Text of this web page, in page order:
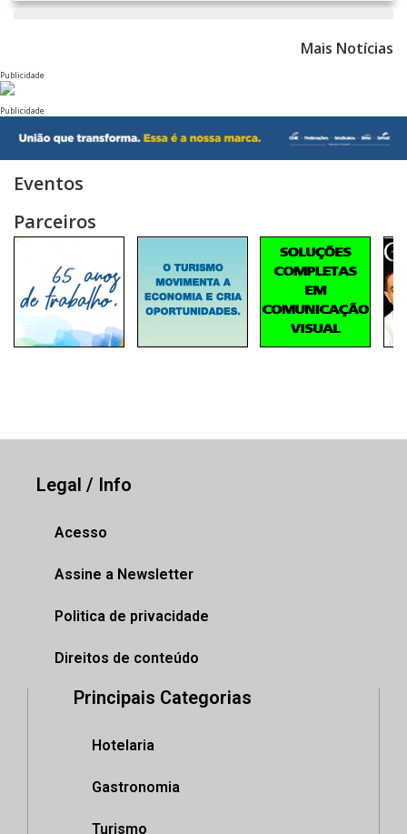
Mais Notícias
Publicidade
Publicidade
Eventos
Parceiros
Legal / Info
Acesso
Assine a Newsletter
Politica de privacidade
Direitos de conteúdo
Principais Categorias
Hotelaria
Gastronomia
Turismo